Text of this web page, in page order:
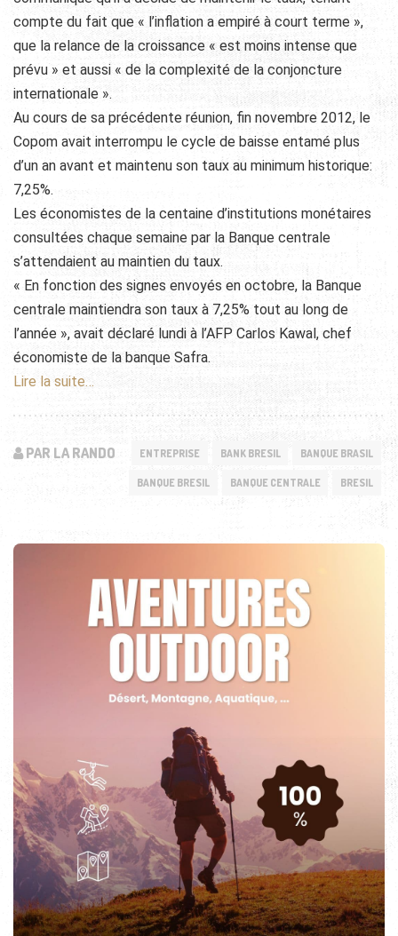
compte du fait que « l’inflation a empiré à court terme »,
que la relance de la croissance « est moins intense que
prévu » et aussi « de la complexité de la conjoncture
internationale ».
Au cours de sa précédente réunion, fin novembre 2012, le
Copom avait interrompu le cycle de baisse entamé plus
d’un an avant et maintenu son taux au minimum historique:
7,25%.
Les économistes de la centaine d’institutions monétaires
consultées chaque semaine par la Banque centrale
s’attendaient au maintien du taux.
« En fonction des signes envoyés en octobre, la Banque
centrale maintiendra son taux à 7,25% tout au long de
l’année », avait déclaré lundi à l’AFP Carlos Kawal, chef
économiste de la banque Safra.
Lire la suite…
PAR LA RANDO ENTREPRISE BANK BRESIL BANQUE BRASIL
BANQUE BRESIL BANQUE CENTRALE BRESIL